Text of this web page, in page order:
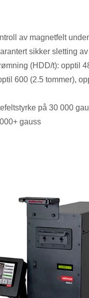
av magnetfelt
sikker sletting
(HDD/t): opptil
600 (2.5 tommer),
på 30 000
gauss